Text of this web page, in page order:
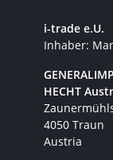
i-trade e.U.
Inhaber:
HECHT
4050 Traun
Austria